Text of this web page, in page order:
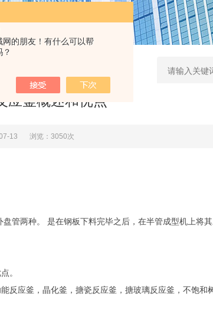
网的朋友！有什么可以帮
？
应釜概述和优点
13 浏览：3050次
管两种。 是在钢板下料完毕之后，在半管成型机上将
。
应釜，晶化釜，搪瓷反应釜，搪玻璃反应釜，不饱和